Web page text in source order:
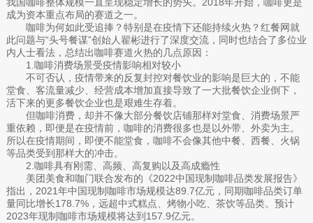
成为资本重点布局的赛道之一。
咖啡为何如此受追捧？特别是在疫情下还能持续火热？红餐网就
此问题与“头号餐谋”创始人翟彬进行了深度交流，同时也结合了多位业
内人士看法，总结出咖啡赛道火热的几点原因：
1.咖啡消费场景受疫情影响相对较小
不可否认，疫情带来的反复封控对餐饮业的影响是巨大的，不能
堂食、客流量减少、经营成本增加直接导致了一大批餐饮企业倒下，
活下来的更多餐饮企业也是艰难生存着。
但咖啡消费，却并不像大部分餐饮店铺那样对堂食、消费场景严
重依赖，即便是在疫情前，咖啡的消费很多也是以外带、外卖为主。
所以在疫情期间，即便不能堂食，咖啡不会像其他中餐、西餐、火锅
等品类受到那样大的冲击。
2.咖啡具有刚需、高频、高复购以及高成瘾性
美团美食和咖门联合发布的《2022中国现制咖啡品类发展报告》
指出，2021年中国现制咖啡市场规模达89.7亿元，同期咖啡品类订单
量同比增长178.7%，远超中式糕点、烤物小吃、茶饮等品类。预计
2023年现制咖啡市场规模将达到157.9亿元。